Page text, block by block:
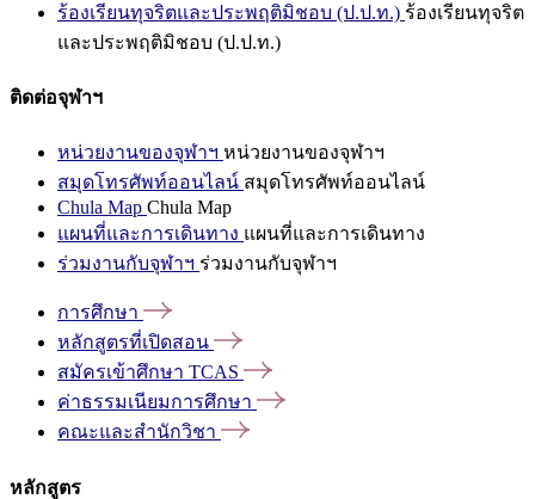
ร้องเรียนทุจริตและประพฤติมิชอบ (ป.ป.ท.) ร้องเรียนทุจริต
และประพฤติมิชอบ (ป.ป.ท.)
ติดต่อจุฬาฯ
หน่วยงานของจุฬาฯ หน่วยงานของจุฬาฯ
สมุดโทรศัพท์ออนไลน์ สมุดโทรศัพท์ออนไลน์
Chula Map Chula Map
แผนที่และการเดินทาง แผนที่และการเดินทาง
ร่วมงานกับจุฬาฯ ร่วมงานกับจุฬาฯ
การศึกษา
หลักสูตรที่เปิดสอน
สมัครเข้าศึกษา TCAS
ค่าธรรมเนียมการศึกษา
คณะและสำนักวิชา
หลักสูตร